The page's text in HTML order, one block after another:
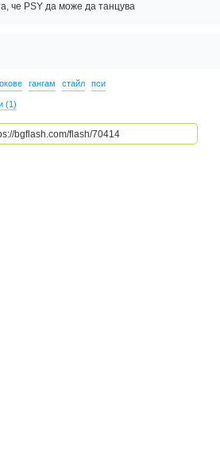
че PSY да може да танцува
гангам стайл пси
(1)